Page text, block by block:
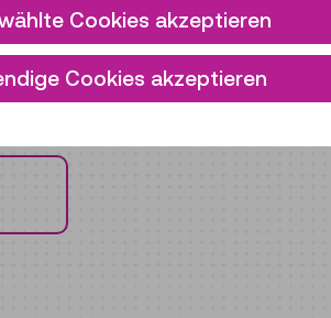
Cookies akzeptieren
Cookies akzeptieren